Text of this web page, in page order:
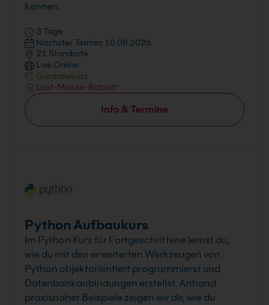
kennen.
3 Tage
Nächster Termin: 10.08.2026
21 Standorte
Live Online
Garantiekurs
Last-Minute-Rabatt
Info & Termine
Python Aufbaukurs
Im Python Kurs für Fortgeschrittene lernst du,
wie du mit den erweiterten Werkzeugen von
Python objektorientiert programmierst und
Datenbankanbindungen erstellst. Anhand
praxisnaher Beispiele zeigen wir dir, wie du